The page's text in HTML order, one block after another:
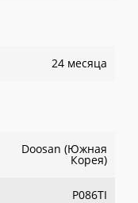
24 месяца
Doosan (Южная
Корея)
P086TI